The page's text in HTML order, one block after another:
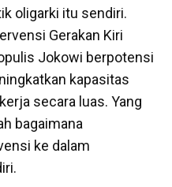
oligarki itu sendiri.
Gerakan Kiri
Jokowi berpotensi
kapasitas
secara luas. Yang
bagaimana
ke dalam